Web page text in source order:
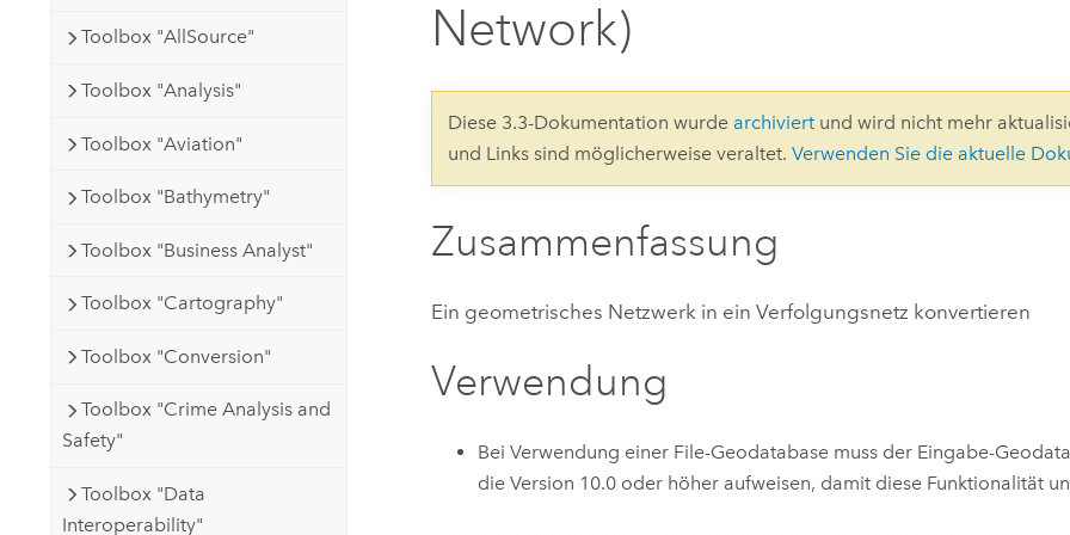
Developer-Technologie
die Kartenerstellung und
Natürliche Ressourcen
Alle Storys
Toolbox "AllSource"
Toolbox "Analysis"
Toolbox "Aviation"
Toolbox "Bathymetry"
Toolbox "Business Analyst"
Toolbox "Cartography"
Toolbox "Conversion"
Toolbox "Crime Analysis and
Safety"
Toolbox "Data
Interoperability"
Network)
Diese 3.3-Dokumentation wurde archiviert und wird nicht mehr
und Links sind möglicherweise veraltet.Verwenden Sie die aktuelle
Zusammenfassung
Ein geometrisches Netzwerk in ein Verfolgungsnetz konvertieren
Verwendung
Bei Verwendung einer File-Geodatabase muss der Eingabe-
die Version 10.0 oder höher aufweisen, damit diese Funktionalität